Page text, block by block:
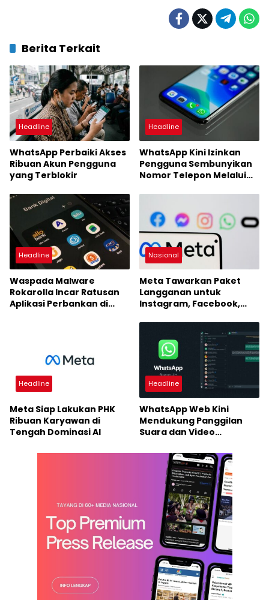
Berita Terkait
Headline
WhatsApp Perbaiki Akses
Ribuan Akun Pengguna
yang Terblokir
Headline
WhatsApp Kini Izinkan
Pengguna Sembunyikan
Nomor Telepon Melalui
Headline
Waspada Malware
Rokarolla Incar Ratusan
Aplikasi Perbankan di
Nasional
Meta Tawarkan Paket
Langganan untuk
Instagram, Facebook,
Headline
Meta Siap Lakukan PHK
Ribuan Karyawan di
Tengah Dominasi AI
Headline
WhatsApp Web Kini
Mendukung Panggilan
Suara dan Video